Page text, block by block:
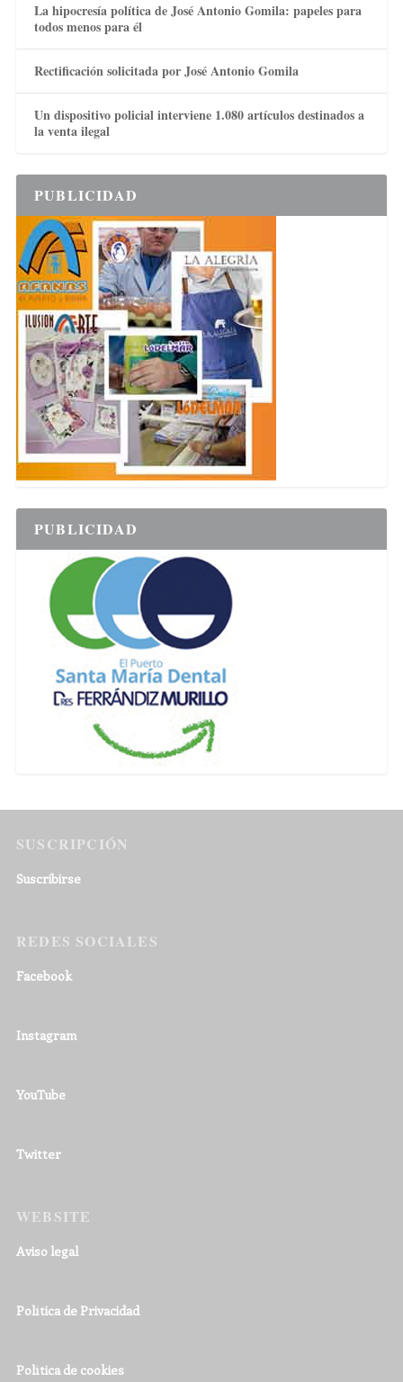
La hipocresía política de José Antonio Gomila: papeles para
todos menos para él
Rectificación solicitada por José Antonio Gomila
Un dispositivo policial interviene 1.080 artículos destinados a
la venta ilegal
PUBLICIDAD
PUBLICIDAD
SUSCRIPCIÓN
Suscribirse
REDES SOCIALES
Facebook
Instagram
YouTube
Twitter
WEBSITE
Aviso legal
Política de Privacidad
Política de cookies